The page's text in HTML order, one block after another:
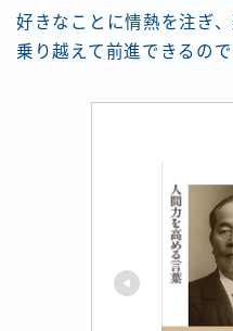
好きなことに情熱を注ぎ
乗り越えて前進できるので